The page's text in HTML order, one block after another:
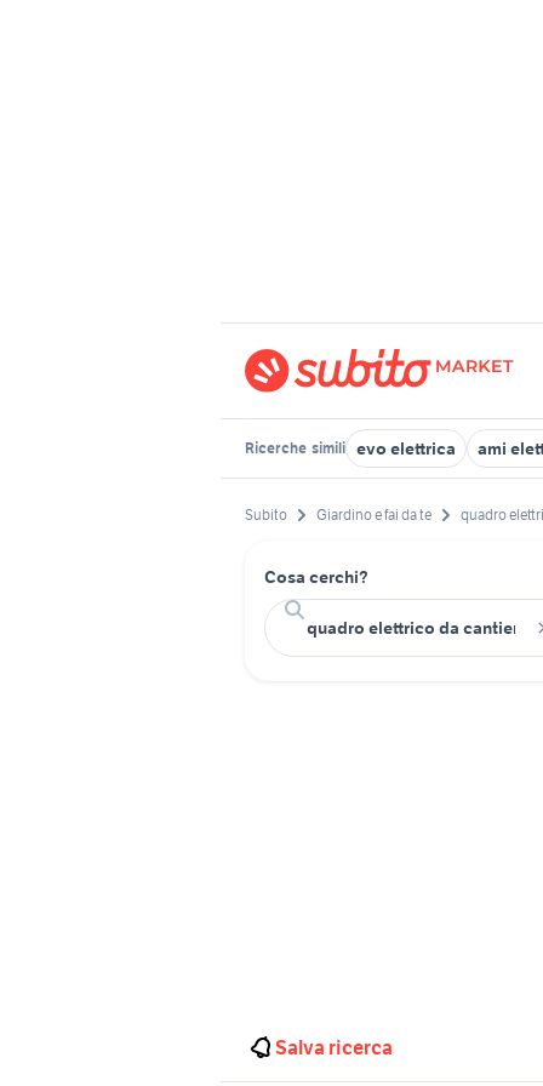
Ricerche simili evo elettrica ami
Subito Giardino e fai da te quadro
Cosa cerchi?
Salva ricerca